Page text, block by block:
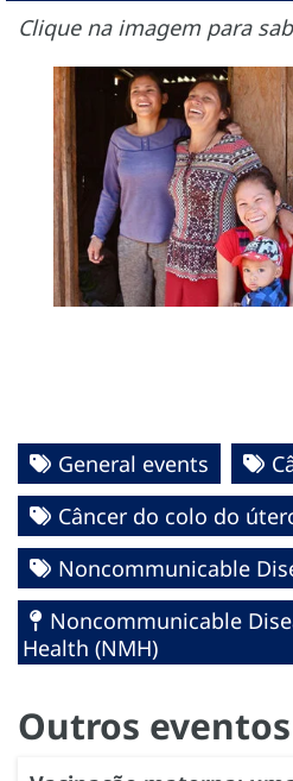
Clique na imagem para
General events
Câncer do colo do
Noncommunicable
Noncommunicable
Health (NMH)
Outros eventos